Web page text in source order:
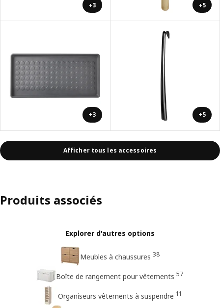
+3 +5
+3 +5
Afficher tous les accessoires
Produits associés
Explorer d'autres options
Meubles à chaussures 38
Boîte de rangement pour vêtements 57
Organiseurs vêtements à suspendre 11